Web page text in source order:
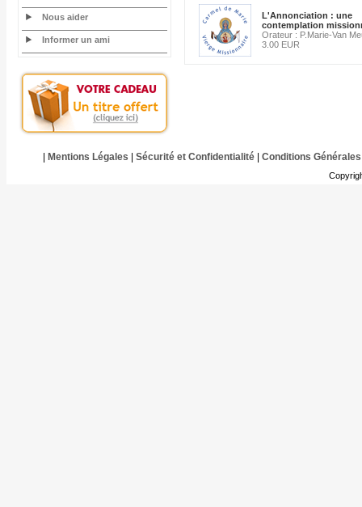
Nous aider
Informer un ami
L'Annonciation : une
contemplation
Orateur : P.Marie-Van
3.00 EUR
Mentions Légales Sécurité et Confidentialité| Conditions Générales